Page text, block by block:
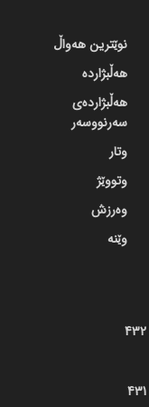
نوێترین هەواڵ
هەڵبژاردە
هەڵبژاردەی
سەرنووسەر
وتار
وتووێژ
وەرزش
وێنە